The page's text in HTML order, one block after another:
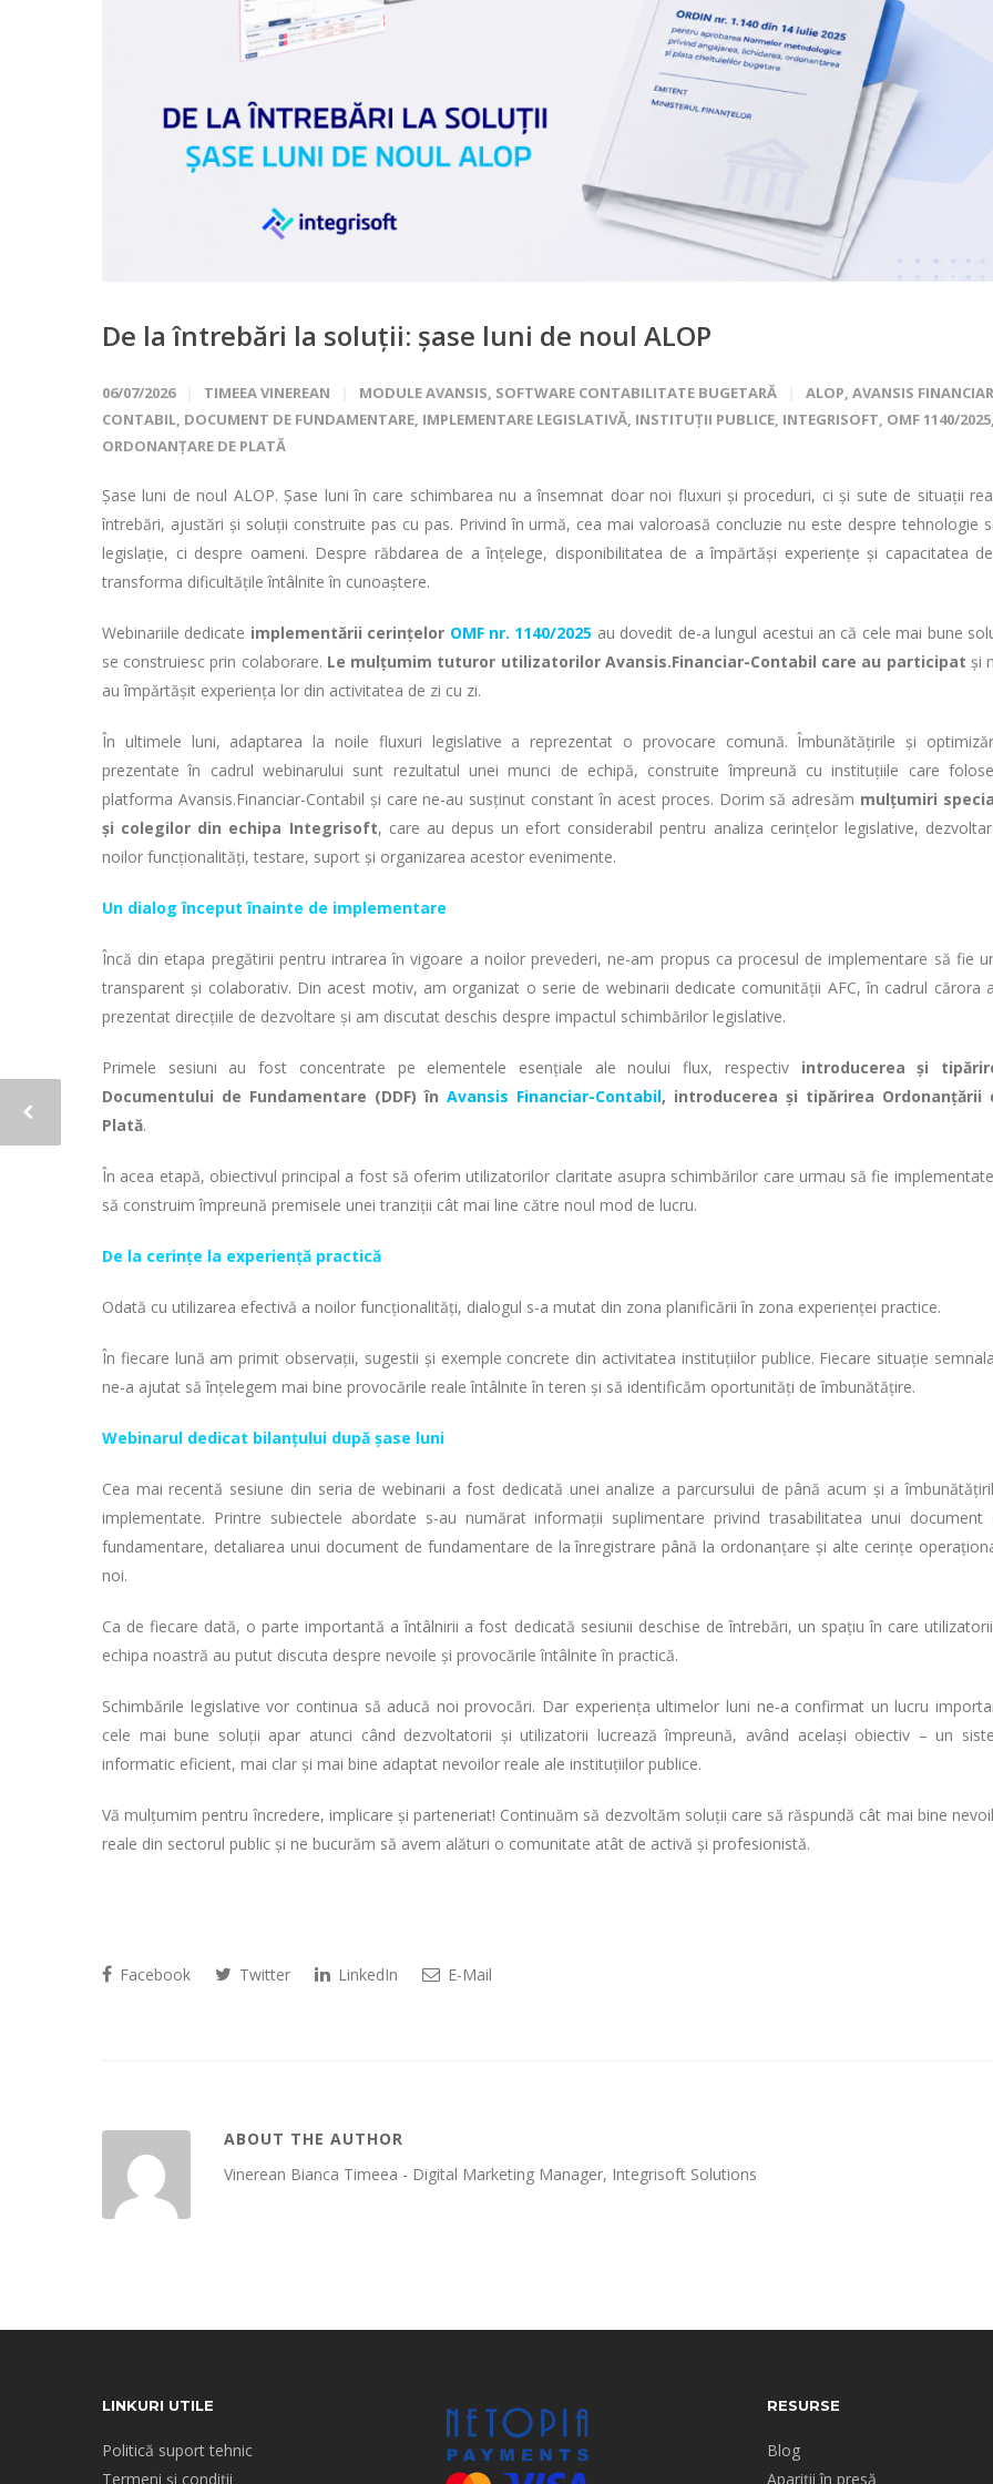
De la întrebări la soluții: șase luni de noul ALOP
06/07/2026 TIMEEA VINEREAN MODULE AVANSIS, SOFTWARE CONTABILITATE BUGETARĂ ALOP, AVANSIS FINANCIAR
CONTABIL, DOCUMENT DE FUNDAMENTARE, IMPLEMENTARE LEGISLATIVĂ, INSTITUȚII PUBLICE, INTEGRISOFT, OMF 1140/2025,
ORDONANȚARE DE PLATĂ
Șase luni de noul ALOP. Șase luni în care schimbarea nu a însemnat doar noi fluxuri și proceduri, ci și sute de situații
întrebări, ajustări și soluții construite pas cu pas. Privind în urmă, cea mai valoroasă concluzie nu este despre tehnologie
legislație, ci despre oameni. Despre răbdarea de a înțelege, disponibilitatea de a împărtăși experiențe și capacitatea
transforma dificultățile întâlnite în cunoaștere.
Webinariile dedicate implementării cerințelor OMF nr. 1140/2025 au dovedit de-a lungul acestui an că cele mai bune
se construiesc prin colaborare. Le mulțumim tuturor utilizatorilor Avansis.Financiar-Contabil care au participat și
au împărtășit experiența lor din activitatea de zi cu zi.
În ultimele luni, adaptarea la noile fluxuri legislative a reprezentat o provocare comună. Îmbunătățirile și
prezentate în cadrul webinarului sunt rezultatul unei munci de echipă, construite împreună cu instituțiile care
platforma Avansis.Financiar-Contabil și care ne-au susținut constant în acest proces. Dorim să adresăm mulțumiri
și colegilor din echipa Integrisoft, care au depus un efort considerabil pentru analiza cerințelor legislative,
noilor funcționalități, testare, suport și organizarea acestor evenimente.
Un dialog început înainte de implementare
Încă din etapa pregătirii pentru intrarea în vigoare a noilor prevederi, ne-am propus ca procesul de implementare să fie
transparent și colaborativ. Din acest motiv, am organizat o serie de webinarii dedicate comunității AFC, în cadrul cărora
prezentat direcțiile de dezvoltare și am discutat deschis despre impactul schimbărilor legislative.
Primele sesiuni au fost concentrate pe elementele esențiale ale noului flux, respectiv introducerea și
Documentului de Fundamentare (DDF) în Avansis Financiar-Contabil, introducerea și tipărirea Ordonanțării
Plată.
În acea etapă, obiectivul principal a fost să oferim utilizatorilor claritate asupra schimbărilor care urmau să fie
să construim împreună premisele unei tranziții cât mai line către noul mod de lucru.
De la cerințe la experiență practică
Odată cu utilizarea efectivă a noilor funcționalități, dialogul s-a mutat din zona planificării în zona experienței practice.
În fiecare lună am primit observații, sugestii și exemple concrete din activitatea instituțiilor publice. Fiecare situație
ne-a ajutat să înțelegem mai bine provocările reale întâlnite în teren și să identificăm oportunități de îmbunătățire.
Webinarul dedicat bilanțului după șase luni
Cea mai recentă sesiune din seria de webinarii a fost dedicată unei analize a parcursului de până acum și a
implementate. Printre subiectele abordate s-au numărat informații suplimentare privind trasabilitatea unui document
fundamentare, detaliarea unui document de fundamentare de la înregistrare până la ordonanțare și alte cerințe
noi.
Ca de fiecare dată, o parte importantă a întâlnirii a fost dedicată sesiunii deschise de întrebări, un spațiu în care
echipa noastră au putut discuta despre nevoile și provocările întâlnite în practică.
Schimbările legislative vor continua să aducă noi provocări. Dar experiența ultimelor luni ne-a confirmat un lucru
cele mai bune soluții apar atunci când dezvoltatorii și utilizatorii lucrează împreună, având același obiectiv – un
informatic eficient, mai clar și mai bine adaptat nevoilor reale ale instituțiilor publice.
Vă mulțumim pentru încredere, implicare și parteneriat! Continuăm să dezvoltăm soluții care să răspundă cât mai bine
reale din sectorul public și ne bucurăm să avem alături o comunitate atât de activă și profesionistă.
Facebook Twitter LinkedIn E-Mail
ABOUT THE AUTHOR
Vinerean Bianca Timeea - Digital Marketing Manager, Integrisoft Solutions
LINKURI UTILE
Politică suport tehnic
Termeni și condiții
RESURSE
Blog
Apariții în presă